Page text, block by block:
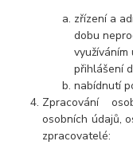
zřízení a
dobu
využíváním
přihlášení
nabídnutí
Zpracování
osobních údajů,
zpracovatelé: